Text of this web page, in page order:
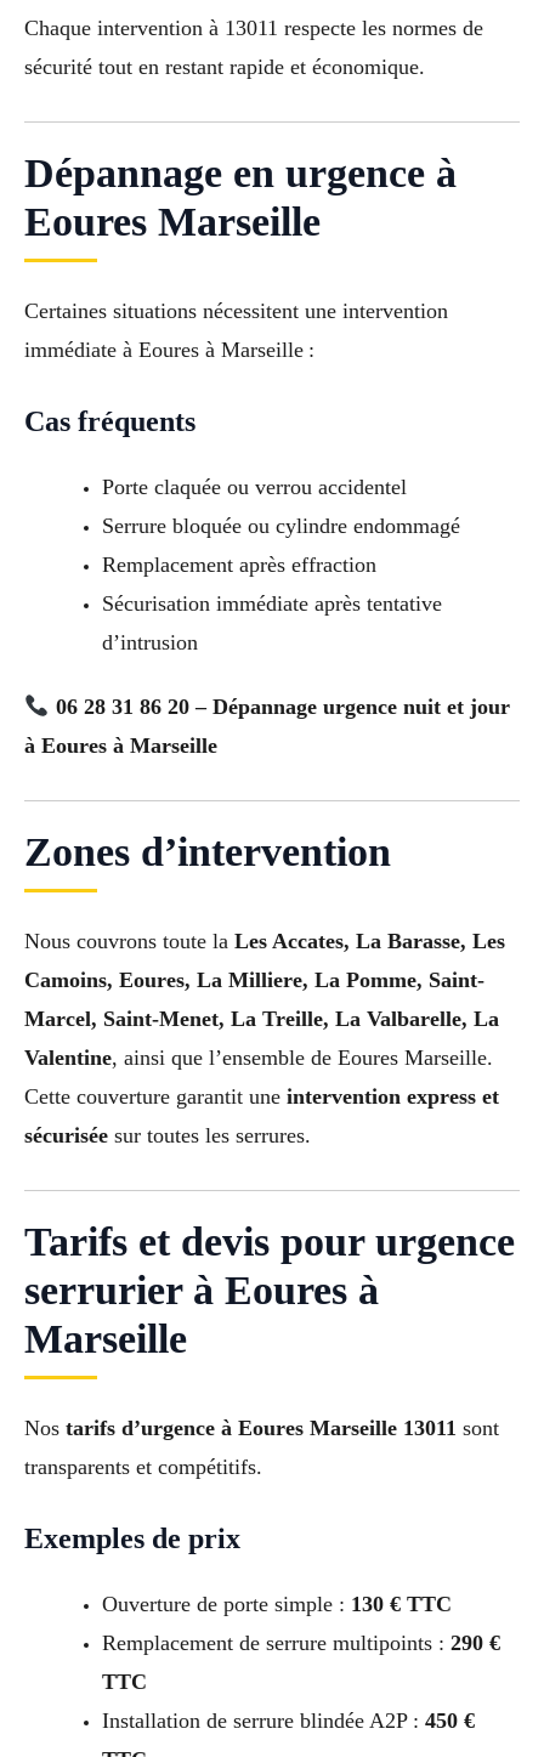
Chaque intervention à 13011 respecte les normes de
sécurité tout en restant rapide et économique.
Dépannage en urgence à
Eoures Marseille
Certaines situations nécessitent une intervention
immédiate à Eoures à Marseille :
Cas fréquents
Porte claquée ou verrou accidentel
Serrure bloquée ou cylindre endommagé
Remplacement après effraction
Sécurisation immédiate après tentative
d’intrusion
06 28 31 86 20 – Dépannage urgence nuit et jour
à Eoures à Marseille
Zones d’intervention
Nous couvrons toute la Les Accates, La Barasse, Les
Camoins, Eoures, La Milliere, La Pomme, Saint-
Marcel, Saint-Menet, La Treille, La Valbarelle, La
Valentine, ainsi que l’ensemble de Eoures Marseille.
Cette couverture garantit une intervention express et
sécurisée sur toutes les serrures.
Tarifs et devis pour urgence
serrurier à Eoures à
Marseille
Nos tarifs d’urgence à Eoures Marseille 13011 sont
transparents et compétitifs.
Exemples de prix
Ouverture de porte simple : 130 € TTC
Remplacement de serrure multipoints : 290 €
TTC
Installation de serrure blindée A2P : 450 €